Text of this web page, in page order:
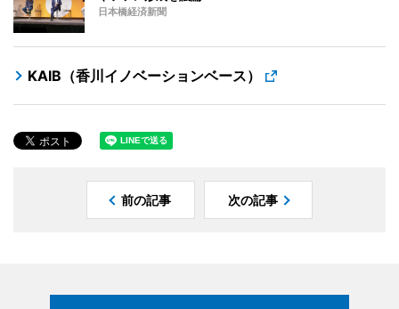
日本橋経済新聞
KAIB（香川イノベーションベース）
前の記事 次の記事